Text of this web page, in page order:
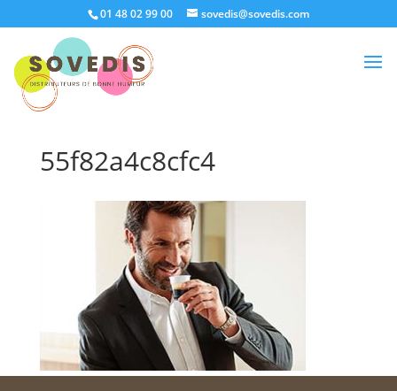
01 48 02 99 00 sovedis@sovedis.com
55f82a4c8cfc4